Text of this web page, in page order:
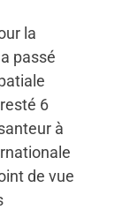
la
passé
6
à
de vue